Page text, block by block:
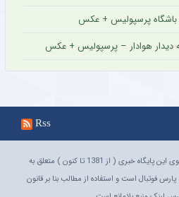
پرسپولیس + عکس
دیدار هوادار – پرسپولیس + عکس
Rss
تمام حقوق مادی و معنوی این پایگاه خبری ( از 1381 تا کنون ) متعلق به
پارس فوتبال است و استفاده از مطالب بنا بر قانون